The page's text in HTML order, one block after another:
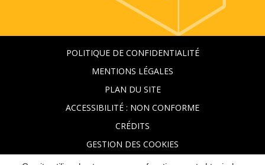
POLITIQUE DE CONFIDENTIALITÉ
MENTIONS LÉGALES
PLAN DU SITE
ACCESSIBILITÉ : NON CONFORME
CRÉDITS
GESTION DES COOKIES